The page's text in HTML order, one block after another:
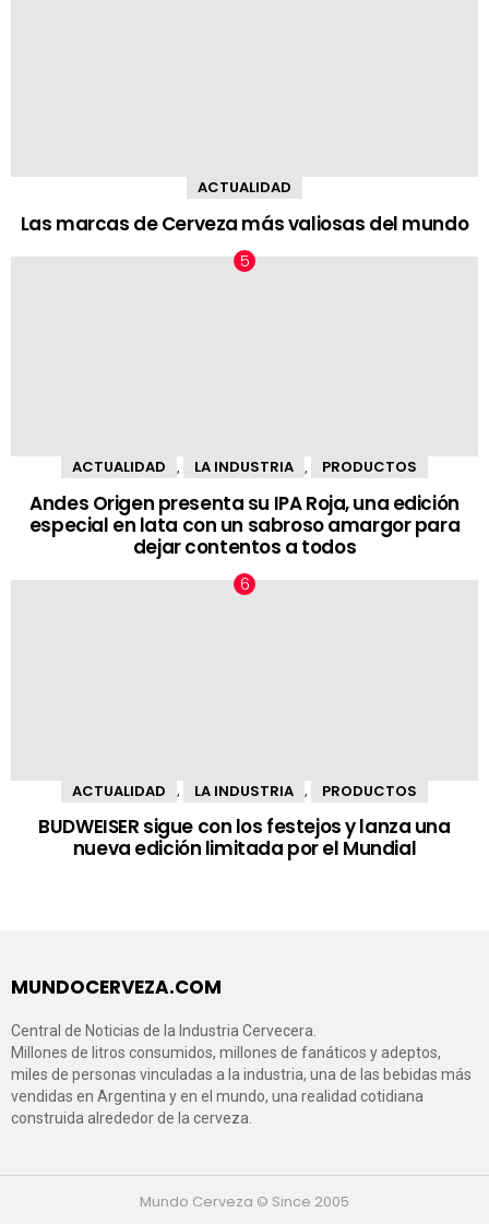
ACTUALIDAD
Las marcas de Cerveza más valiosas del mundo
ACTUALIDAD LA INDUSTRIA PRODUCTOS
Andes Origen presenta su IPA Roja, una edición
especial en lata con un sabroso amargor para
dejar contentos a todos
ACTUALIDAD , LA INDUSTRIA , PRODUCTOS
BUDWEISER sigue con los festejos y lanza una
nueva edición limitada por el Mundial
MUNDOCERVEZA.COM
Central de Noticias de la Industria Cervecera.
Millones de litros consumidos, millones de fanáticos y adeptos,
miles de personas vinculadas a la industria, una de las bebidas más
vendidas en Argentina y en el mundo, una realidad cotidiana
construida alrededor de la cerveza.
Mundo Cerveza © Since 2005